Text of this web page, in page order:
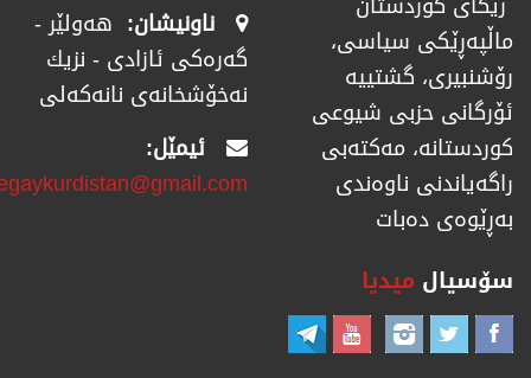
ماڵپەڕێكی سیاسی،
رۆشنبیری، گشتییە
ئۆرگانی حزبی شیوعی
كوردستانە، مەكتەبی
راگەیاندنی ناوەندی
بەڕێوەی دەبات
ناونیشان: هەولێر -
گەرەکی ئازادی - نزیك
نەخۆشخانەی نانەکەلی
ئیمێل:
سۆسیال میدیا